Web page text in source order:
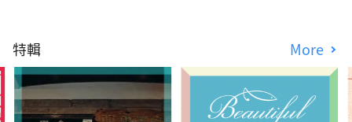
特輯 More